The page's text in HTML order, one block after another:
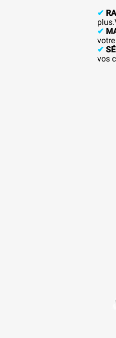
✔
✔
✔
vos